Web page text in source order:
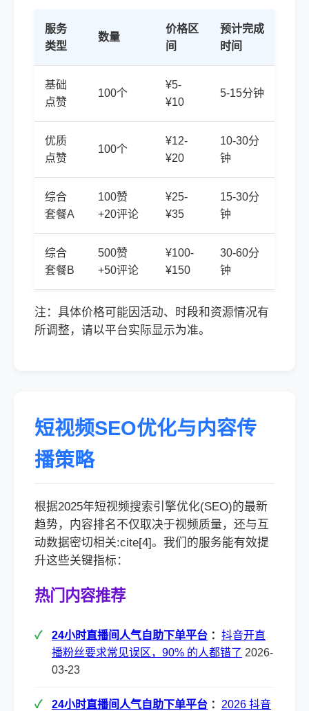
服务
类型
数量
价格区
间
预计完成
时间
基础
点赞
100个
¥5-
¥10
5-15分钟
优质
点赞
100个
¥12-
¥20
10-30分
钟
综合
套餐A
100赞
+20评论
¥25-
¥35
15-30分
钟
综合
套餐B
500赞
+50评论
¥100-
¥150
30-60分
钟
注：具体价格可能因活动、时段和资源情况有
所调整，请以平台实际显示为准。
短视频SEO优化与内容传
播策略
根据2025年短视频搜索引擎优化(SEO)的最新
趋势，内容排名不仅取决于视频质量，还与互
动数据密切相关:cite[4]。我们的服务能有效提
升这些关键指标：
热门内容推荐
24小时直播间人气自助下单平台 ： 抖音开直
播粉丝要求常见误区，90% 的人都错了 2026-
03-23
24小时直播间人气自助下单平台 ： 2026 抖音